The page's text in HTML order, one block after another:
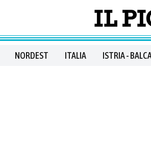
NORDEST ITALIA ISTRIA -